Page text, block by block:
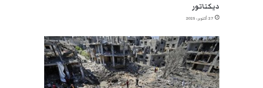
ديكتاتور
27 أكتوبر، 2025